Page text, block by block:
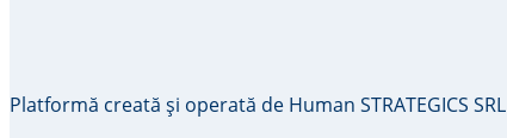
Platformă creată și operată de Human STRATEGICS SRL